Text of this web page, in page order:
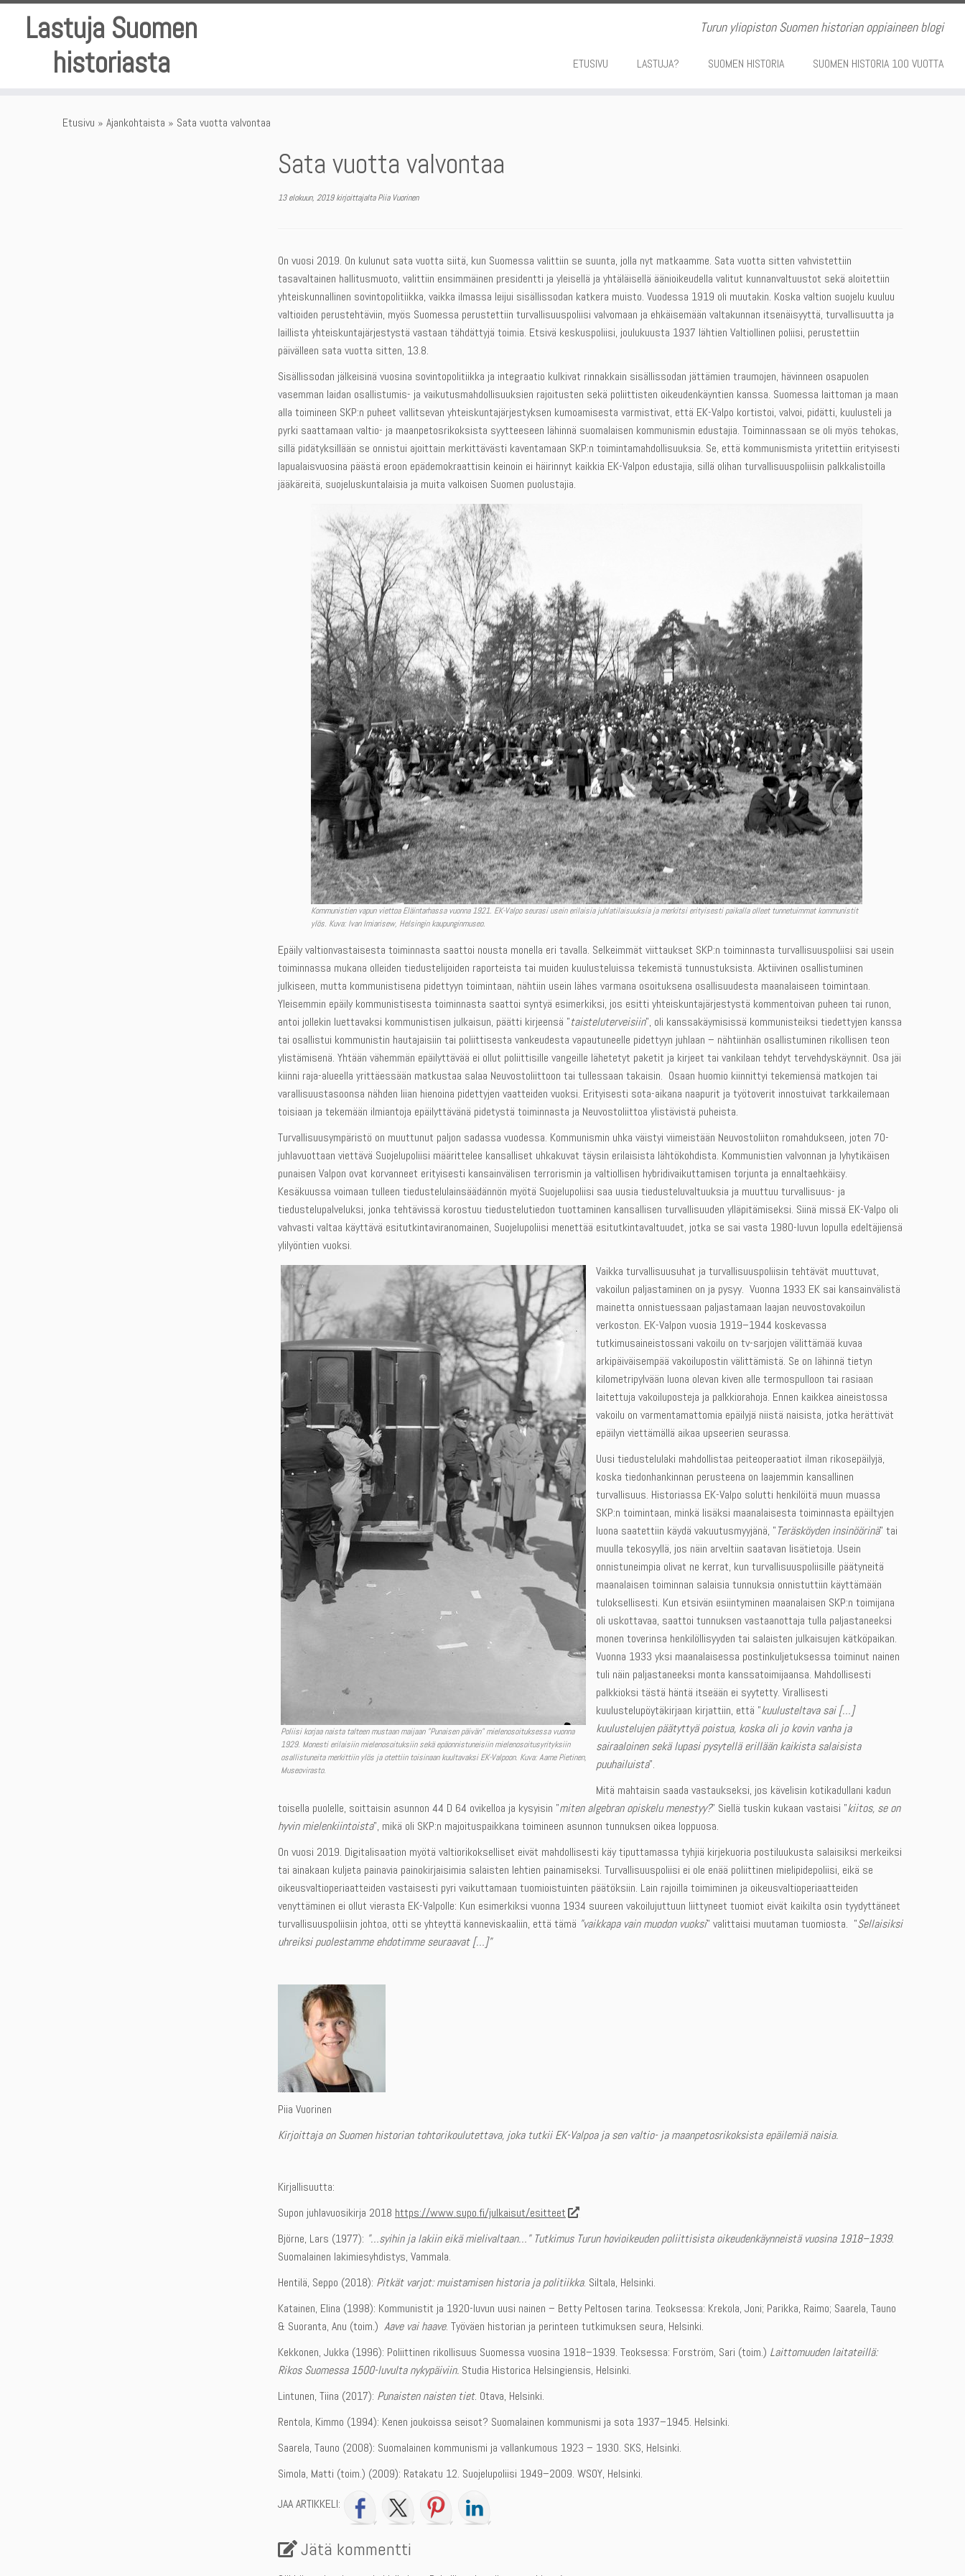
Skip
Lastuja Suomen
historiasta
Turun yliopiston Suomen historian oppiaineen blogi
ETUSIVU LASTUJA? SUOMEN HISTORIA SUOMEN HISTORIA 100 VUOTTA
Etusivu » Ajankohtaista » Sata vuotta valvontaa
Sata vuotta valvontaa
13 elokuun, 2019 kirjoittajaltaPiia Vuorinen
On vuosi 2019. On kulunut sata vuotta siitä, kun Suomessa valittiin se suunta, jolla nyt matkaamme. Sata vuotta sitten vahvistettiin
tasavaltainen hallitusmuoto, valittiin ensimmäinen presidentti ja yleisellä ja yhtäläisellä äänioikeudella valitut kunnanvaltuustot sekä aloitettiin
yhteiskunnallinen sovintopolitiikka, vaikka ilmassa leijui sisällissodan katkera muisto. Vuodessa 1919 oli muutakin. Koska valtion suojelu kuuluu
valtioiden perustehtäviin, myös Suomessa perustettiin turvallisuuspoliisi valvomaan ja ehkäisemään valtakunnan itsenäisyyttä, turvallisuutta ja
laillista yhteiskuntajärjestystä vastaan tähdättyjä toimia. Etsivä keskuspoliisi, joulukuusta 1937 lähtien Valtiollinen poliisi, perustettiin
päivälleen sata vuotta sitten, 13.8.
Sisällissodan jälkeisinä vuosina sovintopolitiikka ja integraatio kulkivat rinnakkain sisällissodan jättämien traumojen, hävinneen osapuolen
vasemman laidan osallistumis- ja vaikutusmahdollisuuksien rajoitusten sekä poliittisten oikeudenkäyntien kanssa. Suomessa laittoman ja maan
alla toimineen SKP:n puheet vallitsevan yhteiskuntajärjestyksen kumoamisesta varmistivat, että EK-Valpo kortistoi, valvoi, pidätti, kuulusteli ja
pyrki saattamaan valtio- ja maanpetosrikoksista syytteeseen lähinnä suomalaisen kommunismin edustajia. Toiminnassaan se oli myös tehokas,
sillä pidätyksillään se onnistui ajoittain merkittävästi kaventamaan SKP:n toimintamahdollisuuksia. Se, että kommunismista yritettiin erityisesti
lapualaisvuosina päästä eroon epädemokraattisin keinoin ei häirinnyt kaikkia EK-Valpon edustajia, sillä olihan turvallisuuspoliisin palkkalistoilla
jääkäreitä, suojeluskuntalaisia ja muita valkoisen Suomen puolustajia.
Kommunistien vapun viettoa Eläintarhassa vuonna 1921. EK-Valpo seurasi usein erilaisia juhlatilaisuuksia ja merkitsi erityisesti paikalla olleet tunnetuimmat kommunistit
ylös. Kuva: Ivan Imiarisew, Helsingin kaupunginmuseo.
Epäily valtionvastaisesta toiminnasta saattoi nousta monella eri tavalla. Selkeimmät viittaukset SKP:n toiminnasta turvallisuuspoliisi sai usein
toiminnassa mukana olleiden tiedustelijoiden raporteista tai muiden kuulusteluissa tekemistä tunnustuksista. Aktiivinen osallistuminen
julkiseen, mutta kommunistisena pidettyyn toimintaan, nähtiin usein lähes varmana osoituksena osallisuudesta maanalaiseen toimintaan.
Yleisemmin epäily kommunistisesta toiminnasta saattoi syntyä esimerkiksi, jos esitti yhteiskuntajärjestystä kommentoivan puheen tai runon,
antoi jollekin luettavaksi kommunistisen julkaisun, päätti kirjeensä ”taisteluterveisiin”, oli kanssakäymisissä kommunisteiksi tiedettyjen kanssa
tai osallistui kommunistin hautajaisiin tai poliittisesta vankeudesta vapautuneelle pidettyyn juhlaan – nähtiinhän osallistuminen rikollisen teon
ylistämisenä. Yhtään vähemmän epäilyttävää ei ollut poliittisille vangeille lähetetyt paketit ja kirjeet tai vankilaan tehdyt tervehdyskäynnit. Osa jäi
kiinni raja-alueella yrittäessään matkustaa salaa Neuvostoliittoon tai tullessaan takaisin. Osaan huomio kiinnittyi tekemiensä matkojen tai
varallisuustasoonsa nähden liian hienoina pidettyjen vaatteiden vuoksi. Erityisesti sota-aikana naapurit ja työtoverit innostuivat tarkkailemaan
toisiaan ja tekemään ilmiantoja epäilyttävänä pidetystä toiminnasta ja Neuvostoliittoa ylistävistä puheista.
Turvallisuusympäristö on muuttunut paljon sadassa vuodessa. Kommunismin uhka väistyi viimeistään Neuvostoliiton romahdukseen, joten 70-
juhlavuottaan viettävä Suojelupoliisi määrittelee kansalliset uhkakuvat täysin erilaisista lähtökohdista. Kommunistien valvonnan ja lyhytikäisen
punaisen Valpon ovat korvanneet erityisesti kansainvälisen terrorismin ja valtiollisen hybridivaikuttamisen torjunta ja ennaltaehkäisy.
Kesäkuussa voimaan tulleen tiedustelulainsäädännön myötä Suojelupoliisi saa uusia tiedusteluvaltuuksia ja muuttuu turvallisuus- ja
tiedustelupalveluksi, jonka tehtävissä korostuu tiedustelutiedon tuottaminen kansallisen turvallisuuden ylläpitämiseksi. Siinä missä EK-Valpo oli
vahvasti valtaa käyttävä esitutkintaviranomainen, Suojelupoliisi menettää esitutkintavaltuudet, jotka se sai vasta 1980-luvun lopulla edeltäjiensä
ylilyöntien vuoksi.
Poliisi korjaa naista talteen mustaan maijaan ”Punaisen päivän” mielenosoituksessa vuonna
1929. Monesti erilaisiin mielenosoituksiin sekä epäonnistuneisiin mielenosoitusyrityksiin
osallistuneita merkittiin ylös ja otettiin toisinaan kuultavaksi EK-Valpoon. Kuva: Aarne Pietinen,
Museovirasto.
Vaikka turvallisuusuhat ja turvallisuuspoliisin tehtävät muuttuvat,
vakoilun paljastaminen on ja pysyy. Vuonna 1933 EK sai kansainvälistä
mainetta onnistuessaan paljastamaan laajan neuvostovakoilun
verkoston. EK-Valpon vuosia 1919–1944 koskevassa
tutkimusaineistossani vakoilu on tv-sarjojen välittämää kuvaa
arkipäiväisempää vakoilupostin välittämistä. Se on lähinnä tietyn
kilometripylvään luona olevan kiven alle termospulloon tai rasiaan
laitettuja vakoiluposteja ja palkkiorahoja. Ennen kaikkea aineistossa
vakoilu on varmentamattomia epäilyjä niistä naisista, jotka herättivät
epäilyn viettämällä aikaa upseerien seurassa.
Uusi tiedustelulaki mahdollistaa peiteoperaatiot ilman rikosepäilyjä,
koska tiedonhankinnan perusteena on laajemmin kansallinen
turvallisuus. Historiassa EK-Valpo solutti henkilöitä muun muassa
SKP:n toimintaan, minkä lisäksi maanalaisesta toiminnasta epäiltyjen
luona saatettiin käydä vakuutusmyyjänä, ”Teräsköyden insinöörinä” tai
muulla tekosyyllä, jos näin arveltiin saatavan lisätietoja. Usein
onnistuneimpia olivat ne kerrat, kun turvallisuuspoliisille päätyneitä
maanalaisen toiminnan salaisia tunnuksia onnistuttiin käyttämään
tuloksellisesti. Kun etsivän esiintyminen maanalaisen SKP:n toimijana
oli uskottavaa, saattoi tunnuksen vastaanottaja tulla paljastaneeksi
monen toverinsa henkilöllisyyden tai salaisten julkaisujen kätköpaikan.
Vuonna 1933 yksi maanalaisessa postinkuljetuksessa toiminut nainen
tuli näin paljastaneeksi monta kanssatoimijaansa. Mahdollisesti
palkkioksi tästä häntä itseään ei syytetty. Virallisesti
kuulustelupöytäkirjaan kirjattiin, että ”kuulusteltava sai […]
kuulustelujen päätyttyä poistua, koska oli jo kovin vanha ja
sairaaloinen sekä lupasi pysytellä erillään kaikista salaisista
puuhailuista”.
Mitä mahtaisin saada vastaukseksi, jos kävelisin kotikadullani kadun
toisella puolelle, soittaisin asunnon 44 D 64 ovikelloa ja kysyisin ”miten algebran opiskelu menestyy?” Siellä tuskin kukaan vastaisi ”kiitos, se on
hyvin mielenkiintoista”, mikä oli SKP:n majoituspaikkana toimineen asunnon tunnuksen oikea loppuosa.
On vuosi 2019. Digitalisaation myötä valtiorikokselliset eivät mahdollisesti käy tiputtamassa tyhjiä kirjekuoria postiluukusta salaisiksi merkeiksi
tai ainakaan kuljeta painavia painokirjaisimia salaisten lehtien painamiseksi. Turvallisuuspoliisi ei ole enää poliittinen mielipidepoliisi, eikä se
oikeusvaltioperiaatteiden vastaisesti pyri vaikuttamaan tuomioistuinten päätöksiin. Lain rajoilla toimiminen ja oikeusvaltioperiaatteiden
venyttäminen ei ollut vierasta EK-Valpolle: Kun esimerkiksi vuonna 1934 suureen vakoilujuttuun liittyneet tuomiot eivät kaikilta osin tyydyttäneet
turvallisuuspoliisin johtoa, otti se yhteyttä kanneviskaaliin, että tämä ”vaikkapa vain muodon vuoksi” valittaisi muutaman tuomiosta. ”Sellaisiksi
uhreiksi puolestamme ehdotimme seuraavat […]”
Piia Vuorinen
Kirjoittaja on Suomen historian tohtorikoulutettava, joka tutkii EK-Valpoa ja sen valtio- ja maanpetosrikoksista epäilemiä naisia.
Kirjallisuutta:
Supon juhlavuosikirja 2018 https://www.supo.fi/julkaisut/esitteet
Björne, Lars (1977): ”…syihin ja lakiin eikä mielivaltaan…” Tutkimus Turun hovioikeuden poliittisista oikeudenkäynneistä vuosina 1918–1939.
Suomalainen lakimiesyhdistys, Vammala.
Hentilä, Seppo (2018): Pitkät varjot: muistamisen historia ja politiikka. Siltala, Helsinki.
Katainen, Elina (1998): Kommunistit ja 1920-luvun uusi nainen – Betty Peltosen tarina. Teoksessa: Krekola, Joni; Parikka, Raimo; Saarela, Tauno
& Suoranta, Anu (toim.) Aave vai haave. Työväen historian ja perinteen tutkimuksen seura, Helsinki.
Kekkonen, Jukka (1996): Poliittinen rikollisuus Suomessa vuosina 1918–1939. Teoksessa: Forström, Sari (toim.) Laittomuuden laitateillä:
Rikos Suomessa 1500-luvulta nykypäiviin. Studia Historica Helsingiensis, Helsinki.
Lintunen, Tiina (2017): Punaisten naisten tiet. Otava, Helsinki.
Rentola, Kimmo (1994): Kenen joukoissa seisot? Suomalainen kommunismi ja sota 1937–1945. Helsinki.
Saarela, Tauno (2008): Suomalainen kommunismi ja vallankumous 1923 – 1930. SKS, Helsinki.
Simola, Matti (toim.) (2009): Ratakatu 12. Suojelupoliisi 1949–2009. WSOY, Helsinki.
JAA ARTIKKELI:
Jätä kommentti